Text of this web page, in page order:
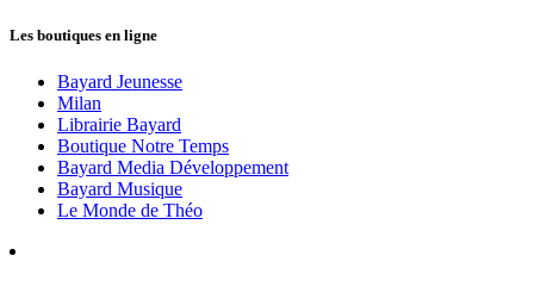
Les boutiques en ligne
Bayard Jeunesse
Milan
Librairie Bayard
Boutique Notre Temps
Bayard Media Développement
Bayard Musique
Le Monde de Théo